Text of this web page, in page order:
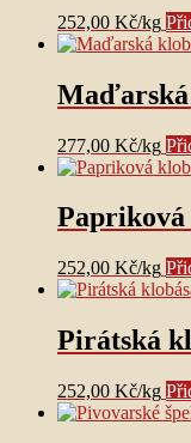
252,00 Kč/kg
Maďarská
277,00 Kč/kg
Papriková
252,00 Kč/kg
Pirátská
252,00 Kč/kg